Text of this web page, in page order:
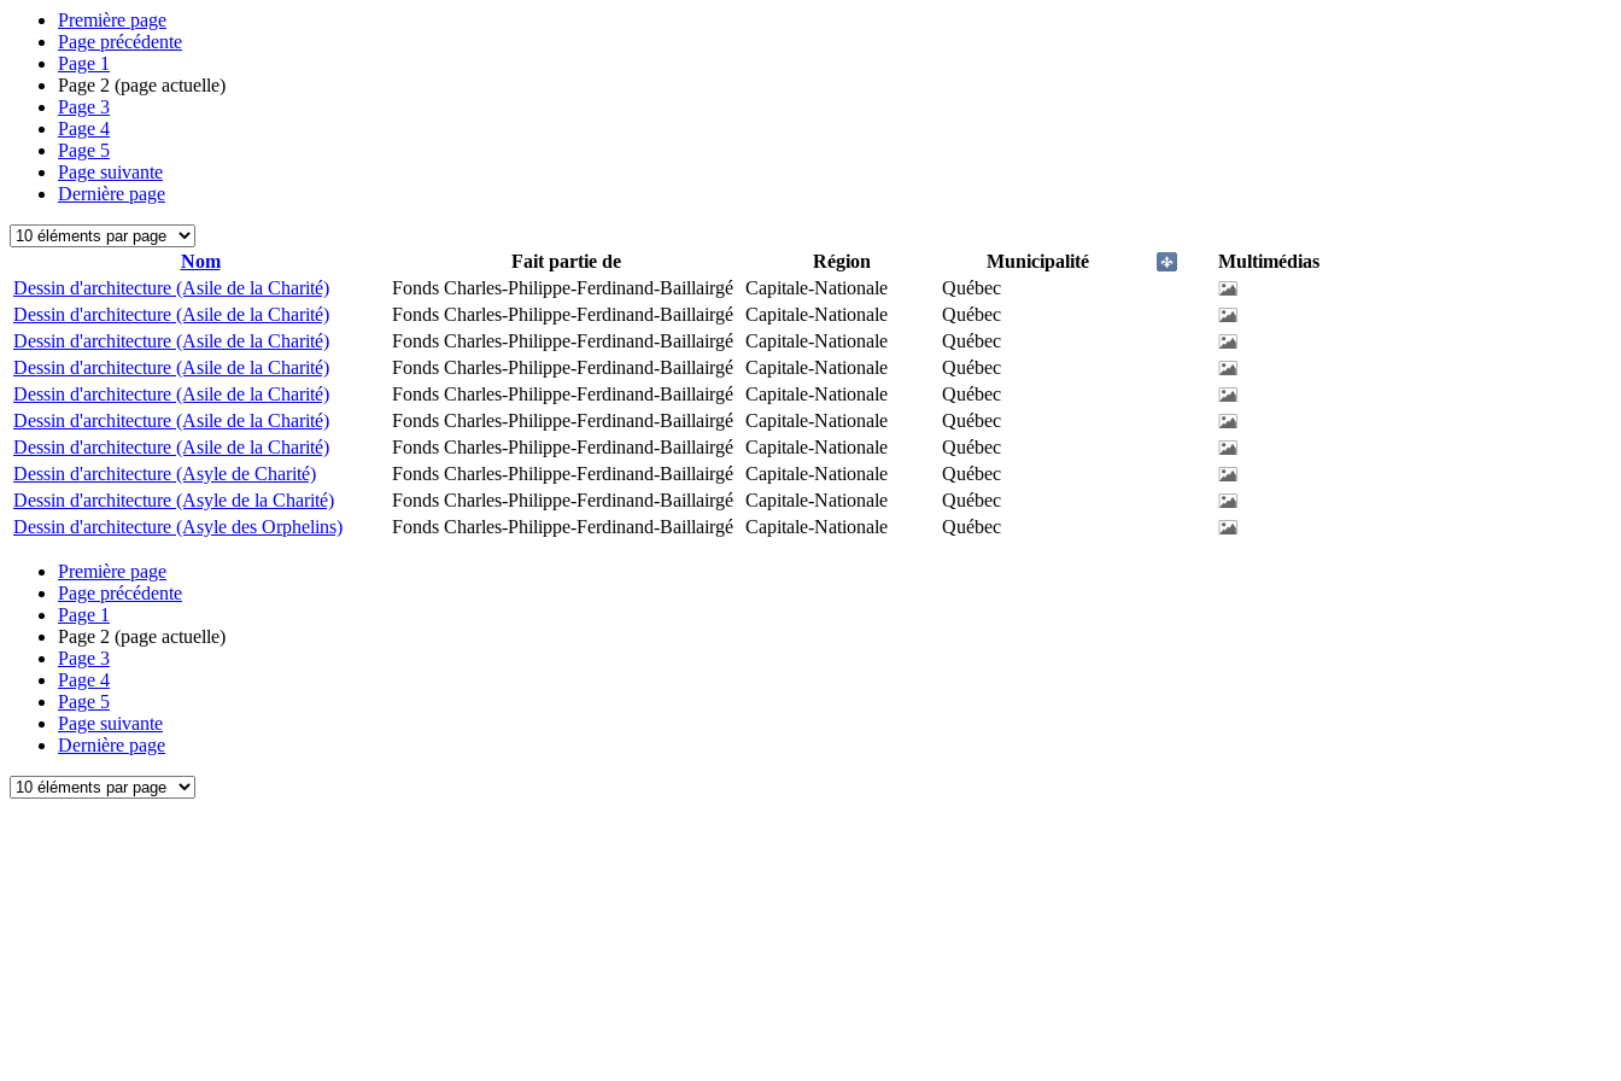
Première page
Page précédente
Page 1
Page 2 (page actuelle)
Page 3
Page 4
Page 5
Page suivante
Dernière page
Nom Fait partie de Région Municipalité
Multimédias
Dessin d'architecture (Asile de la Charité)
Fonds Charles-Philippe-Ferdinand-Baillairgé Capitale-Nationale
Québec
Dessin d'architecture (Asile de la Charité)
Fonds Charles-Philippe-Ferdinand-Baillairgé Capitale-Nationale
Québec
Dessin d'architecture (Asile de la Charité)
Fonds Charles-Philippe-Ferdinand-Baillairgé Capitale-Nationale
Québec
Dessin d'architecture (Asile de la Charité)
Fonds Charles-Philippe-Ferdinand-Baillairgé Capitale-Nationale
Québec
Dessin d'architecture (Asile de la Charité)
Fonds Charles-Philippe-Ferdinand-Baillairgé Capitale-Nationale
Québec
Dessin d'architecture (Asile de la Charité)
Fonds Charles-Philippe-Ferdinand-Baillairgé Capitale-Nationale
Québec
Dessin d'architecture (Asile de la Charité)
Fonds Charles-Philippe-Ferdinand-Baillairgé Capitale-Nationale
Québec
Dessin d'architecture (Asyle de Charité)
Fonds Charles-Philippe-Ferdinand-Baillairgé Capitale-Nationale
Québec
Dessin d'architecture (Asyle de la Charité)
Fonds Charles-Philippe-Ferdinand-Baillairgé Capitale-Nationale
Québec
Dessin d'architecture (Asyle des Orphelins)
Fonds Charles-Philippe-Ferdinand-Baillairgé Capitale-Nationale Québec
Première page
Page précédente
Page 1
Page 2 (page actuelle)
Page 3
Page 4
Page 5
Page suivante
Dernière page